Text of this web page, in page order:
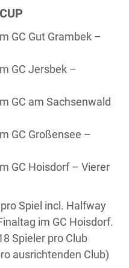
GC Gut Grambek –
GC Jersbek –
GC am Sachsenwald
GC Großensee –
GC Hoisdorf – Vierer
Spiel incl. Halfway
im GC Hoisdorf.
Spieler pro Club
ausrichtenden Club)